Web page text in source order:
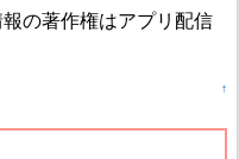
の著作権はアプリ配信
↑